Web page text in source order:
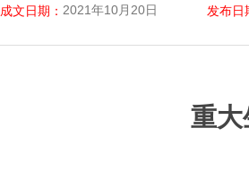
成文日期： 2021年10月20日 发布日
重大